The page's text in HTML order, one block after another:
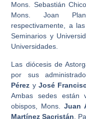
Mons. Sebastián Chico
Mons.Joan
respectivamente, a
Seminarios y
Universidades.
Las diócesis de
por sus
Pérez y José
Ambas sedes están
obispos, Mons. Juan
Martínez Sacristán .